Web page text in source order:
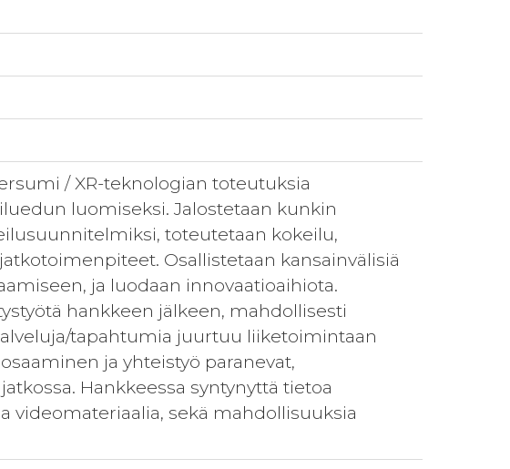
/ XR-teknologian toteutuksia
luomiseksi. Jalostetaan kunkin
toteutetaan kokeilu,
Osallistetaan kansainvälisiä
ja luodaan innovaatioaihiota.
hankkeen jälkeen, mahdollisesti
tapahtumia juurtuu liiketoimintaan
ja yhteistyö paranevat,
Hankkeessa syntynyttä tietoa
videomateriaalia, sekä mahdollisuuksia